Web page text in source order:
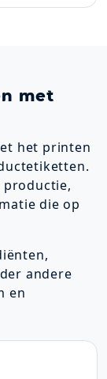
met
het printen
productie,
die op
andere
en